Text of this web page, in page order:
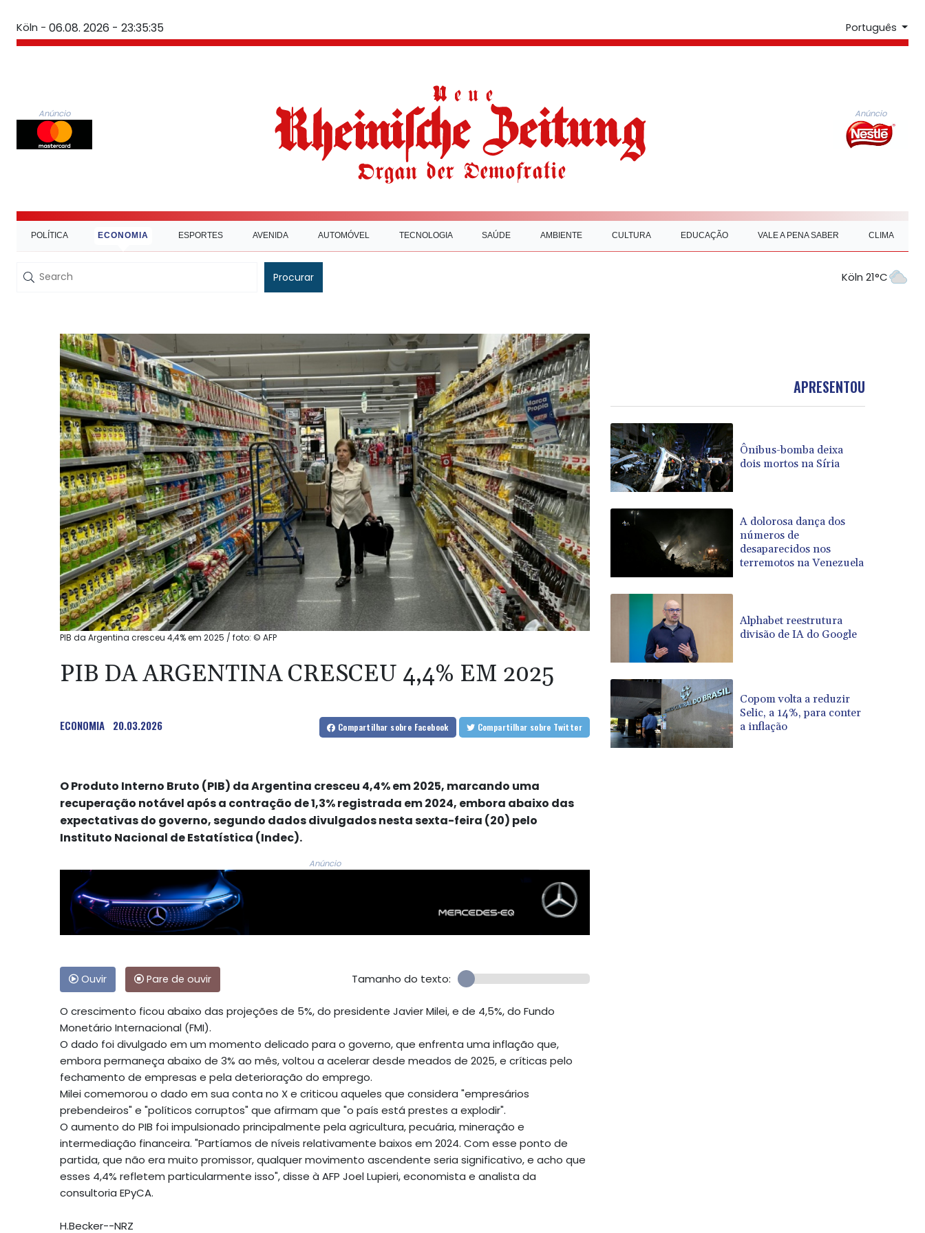
Köln - 06.08. 2026 - 23:35:35 Português
Anúncio Anúncio
POLÍTICA ECONOMIA ESPORTES AVENIDA AUTOMÓVEL TECNOLOGIA SAÚDE AMBIENTE CULTURA EDUCAÇÃO VALE A PENA SABER CLIMA
Procurar Köln 21°C
PIB da Argentina cresceu 4,4% em 2025 / foto: © AFP
PIB DA ARGENTINA CRESCEU 4,4% EM 2025
ECONOMIA 20.03.2026 Compartilhar sobre Facebook Compartilhar sobre Twitter
O Produto Interno Bruto (PIB) da Argentina cresceu 4,4% em 2025, marcando uma
recuperação notável após a contração de 1,3% registrada em 2024, embora abaixo das
expectativas do governo, segundo dados divulgados nesta sexta-feira (20) pelo
Instituto Nacional de Estatística (Indec).
Anúncio
Ouvir Pare de ouvir Tamanho do texto:
O crescimento ficou abaixo das projeções de 5%, do presidente Javier Milei, e de 4,5%, do Fundo
Monetário Internacional (FMI).
O dado foi divulgado em um momento delicado para o governo, que enfrenta uma inflação que,
embora permaneça abaixo de 3% ao mês, voltou a acelerar desde meados de 2025, e críticas pelo
fechamento de empresas e pela deterioração do emprego.
Milei comemorou o dado em sua conta no X e criticou aqueles que considera "empresários
prebendeiros" e "políticos corruptos" que afirmam que "o país está prestes a explodir".
O aumento do PIB foi impulsionado principalmente pela agricultura, pecuária, mineração e
intermediação financeira. "Partíamos de níveis relativamente baixos em 2024. Com esse ponto de
partida, que não era muito promissor, qualquer movimento ascendente seria significativo, e acho que
esses 4,4% refletem particularmente isso", disse à AFP Joel Lupieri, economista e analista da
consultoria EPyCA.
H.Becker--NRZ
APRESENTOU
Ônibus-bomba deixa
dois mortos na Síria
A dolorosa dança dos
números de
desaparecidos nos
terremotos na Venezuela
Alphabet reestrutura
divisão de IA do Google
Copom volta a reduzir
Selic, a 14%, para conter
a inflação